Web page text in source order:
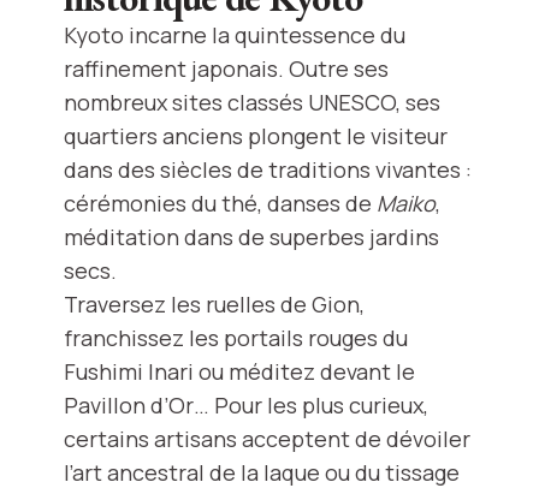
Kyoto incarne la quintessence du
raffinement japonais. Outre ses
nombreux sites classés UNESCO, ses
quartiers anciens plongent le visiteur
dans des siècles de traditions vivantes :
cérémonies du thé, danses de Maiko,
méditation dans de superbes jardins
secs.
Traversez les ruelles de Gion,
franchissez les portails rouges du
Fushimi Inari ou méditez devant le
Pavillon d’Or… Pour les plus curieux,
certains artisans acceptent de dévoiler
l’art ancestral de la laque ou du tissage